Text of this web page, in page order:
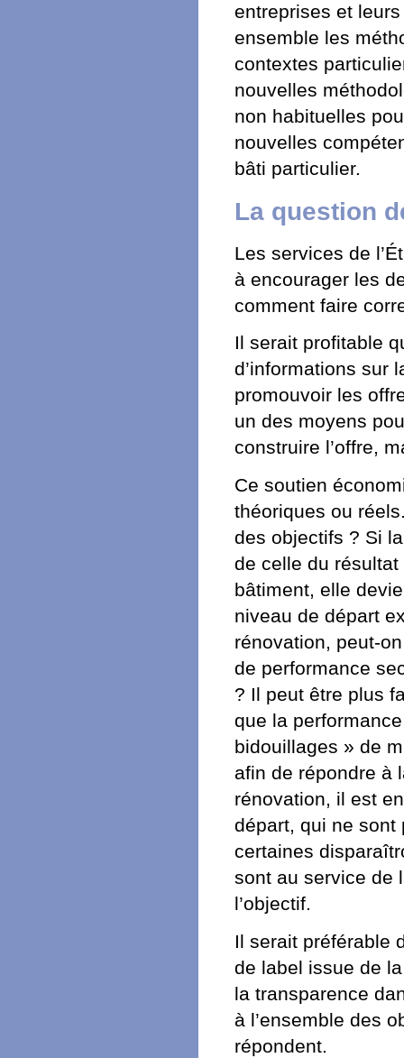
entreprises et
ensemble les
contextes
nouvelles
non habituelles
nouvelles
bâti particulier.
La question
Les services de
à encourager les
comment faire
Il serait profitable
d’informations sur
promouvoir les
un des moyens
construire l’offre,
Ce soutien
théoriques ou
des objectifs ? Si
de celle du
bâtiment, elle
niveau de départ
rénovation, peut-
de performance
? Il peut être plus
que la
bidouillages » de
afin de répondre à
rénovation, il est
départ, qui ne sont
certaines
sont au service de
l’objectif.
Il serait préférable
de label issue de
la transparence
à l’ensemble des
répondent.